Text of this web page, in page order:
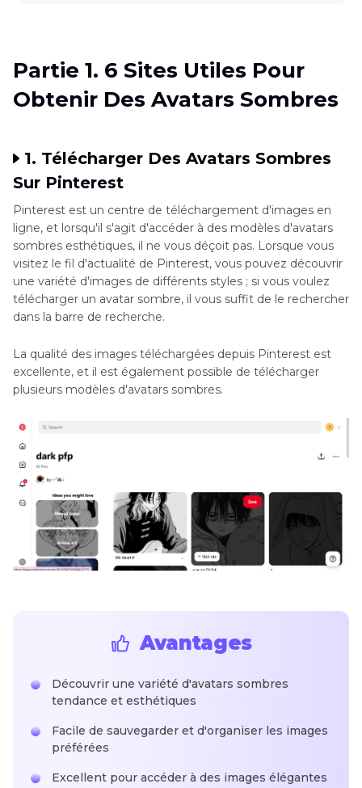
Partie 2. Générer Des Avatars Sombres Avec
HitPaw FotorPea
Partie 1. 6 Sites Utiles Pour
Obtenir Des Avatars Sombres
1. Télécharger Des Avatars Sombres
Sur Pinterest
Pinterest est un centre de téléchargement d'images en
ligne, et lorsqu'il s'agit d'accéder à des modèles d'avatars
sombres esthétiques, il ne vous déçoit pas. Lorsque vous
visitez le fil d'actualité de Pinterest, vous pouvez découvrir
une variété d'images de différents styles ; si vous voulez
télécharger un avatar sombre, il vous suffit de le rechercher
dans la barre de recherche.
La qualité des images téléchargées depuis Pinterest est
excellente, et il est également possible de télécharger
plusieurs modèles d'avatars sombres.
Avantages
Découvrir une variété d'avatars sombres
tendance et esthétiques
Facile de sauvegarder et d'organiser les images
préférées
Excellent pour accéder à des images élégantes